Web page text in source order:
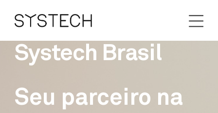
Systech Brasil
Seu parceiro na